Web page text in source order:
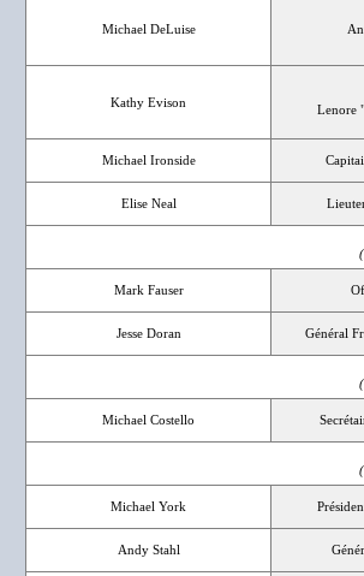
Michael DeLuise
Kathy Evison
Lenore "
Michael Ironside
Elise Neal
Mark Fauser
Jesse Doran Général
Michael Costello
Michael York
Andy Stahl